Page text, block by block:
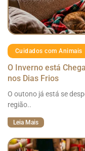
Cuidados com Animais
O Inverno está
nos Dias Frios
O outono já está se
região..
Leia Mais